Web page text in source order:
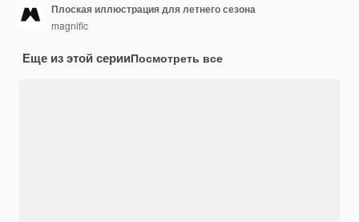
Плоская иллюстрация для летнего сезона
magnific
Еще из этой серииПосмотреть все